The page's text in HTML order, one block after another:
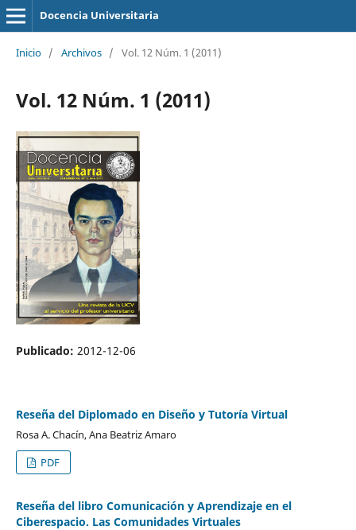
Docencia Universitaria
Inicio / Archivos / Vol. 12 Núm. 1 (2011)
Vol. 12 Núm. 1 (2011)
Publicado: 2012-12-06
Reseña del Diplomado en Diseño y Tutoría Virtual
Rosa A. Chacín, Ana Beatriz Amaro
PDF
Reseña del libro Comunicación y Aprendizaje en el
Ciberespacio. Las Comunidades Virtuales